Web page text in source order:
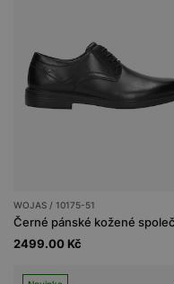
WOJAS / 10175-51
2499.00 Kč